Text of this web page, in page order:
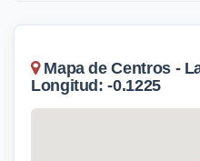
Mapa de Centros -
Longitud: -0.1225